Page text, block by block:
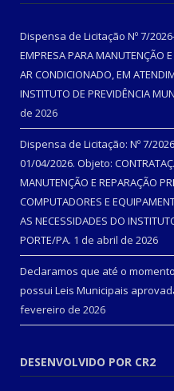
Dispensa de Licitação Nº 7/
EMPRESA PARA MANUTENÇÃO
AR CONDICIONADO, EM
INSTITUTO DE PREVIDÊNCIA
de 2026
Dispensa de Licitação: Nº 7/
01/04/2026. Objeto:
MANUTENÇÃO E REPARAÇÃO
COMPUTADORES E
AS NECESSIDADES DO
PORTE/PA. 1 de abril de 2026
Declaramos que até o
possui Leis Municipais
fevereiro de 2026
DESENVOLVIDO POR CR2